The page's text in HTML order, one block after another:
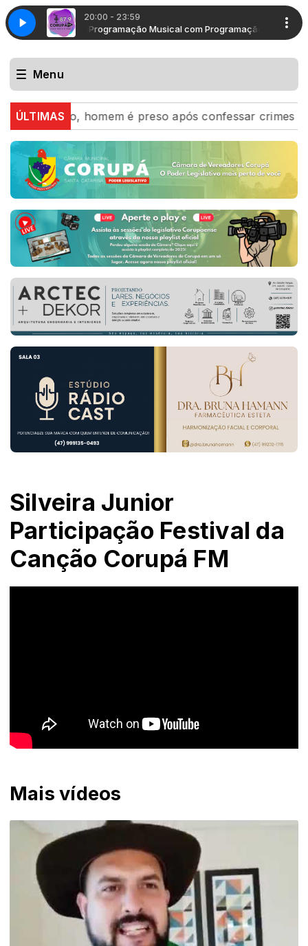
20:00 - 23:59
MusicalProgramação Musical com Programação Musical
Menu
ÚLTIMAShomem é preso após confessar crimes e
Silveira Junior
Participação Festival da
Canção Corupá FM
Mais vídeos